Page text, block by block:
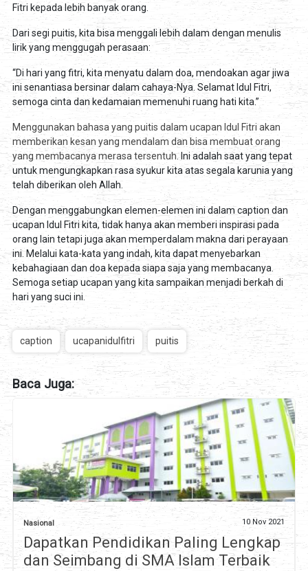
Fitri kepada lebih banyak orang.
Dari segi puitis, kita bisa menggali lebih dalam dengan menulis
lirik yang menggugah perasaan:
“Di hari yang fitri, kita menyatu dalam doa, mendoakan agar jiwa
ini senantiasa bersinar dalam cahaya-Nya. Selamat Idul Fitri,
semoga cinta dan kedamaian memenuhi ruang hati kita.”
Menggunakan bahasa yang puitis dalam ucapan Idul Fitri akan
memberikan kesan yang mendalam dan bisa membuat orang
yang membacanya merasa tersentuh . Ini adalah saat yang tepat
untuk mengungkapkan rasa syukur kita atas segala karunia yang
telah diberikan oleh Allah.
Dengan menggabungkan elemen-elemen ini dalam caption dan
ucapan Idul Fitri kita, tidak hanya akan memberi inspirasi pada
orang lain tetapi juga akan memperdalam makna dari perayaan
ini. Melalui kata-kata yang indah, kita dapat menyebarkan
kebahagiaan dan doa kepada siapa saja yang membacanya.
Semoga setiap ucapan yang kita sampaikan menjadi berkah di
hari yang suci ini.
caption ucapanidulfitri puitis
Baca Juga:
Nasional 10 Nov 2021
Dapatkan Pendidikan Paling Lengkap
dan Seimbang di SMA Islam Terbaik